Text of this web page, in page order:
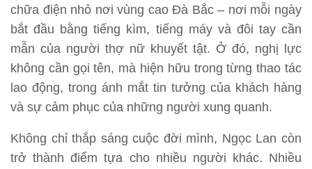
chữa điện nhỏ nơi vùng cao Đà Bắc – nơi mỗi ngày
bắt đầu bằng tiếng kìm, tiếng máy và đôi tay cần
mẫn của người thợ nữ khuyết tật. Ở đó, nghị lực
không cần gọi tên, mà hiện hữu trong từng thao tác
lao động, trong ánh mắt tin tưởng của khách hàng
và sự cảm phục của những người xung quanh.
Không chỉ thắp sáng cuộc đời mình, Ngọc Lan còn
trở thành điểm tựa cho nhiều người khác. Nhiều